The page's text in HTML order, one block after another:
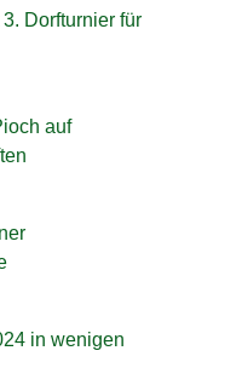
Dorfturnier für
auf
in wenigen